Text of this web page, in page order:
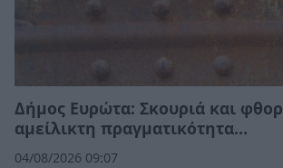
Δήμος Ευρώτα: Σκουριά και
αμείλικτη πραγματικότητα…
04/08/2026 09:07